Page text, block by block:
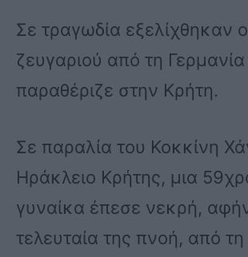
Σε τραγωδία εξελίχθηκαν
ζευγαριού από τη
παραθέριζε στην Κρήτη.
Σε παραλία του Κοκκίνη
Ηράκλειο Κρήτης, μια
γυναίκα έπεσε νεκρή,
τελευταία της πνοή, από τη